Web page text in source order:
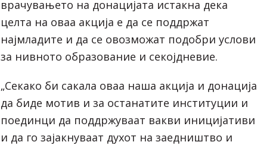
врачувањето на донацијата истакна дека
целта на оваа акција е да се поддржат
најмладите и да се овозможат подобри услови
за нивното образование и секојдневие.
„Секако би сакала оваа наша акција и донација
да биде мотив и за останатите институции и
поединци да поддржуваат вакви иницијативи
и да го зајакнуваат духот на заедништво и